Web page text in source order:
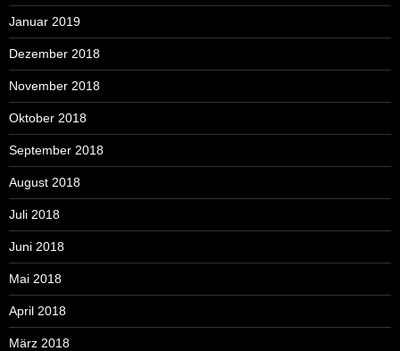
Januar 2019
Dezember 2018
November 2018
Oktober 2018
September 2018
August 2018
Juli 2018
Juni 2018
Mai 2018
April 2018
März 2018